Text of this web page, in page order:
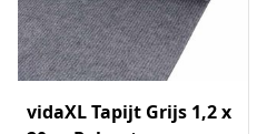
vidaXL Tapijt Grijs 1,2 x